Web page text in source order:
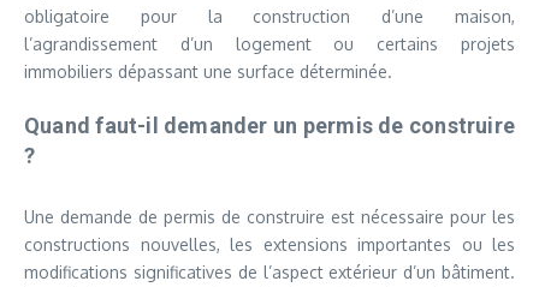
obligatoire pour la construction d’une maison,
l’agrandissement d’un logement ou certains projets
immobiliers dépassant une surface déterminée.
Quand faut-il demander un permis de construire
?
Une demande de permis de construire est nécessaire pour les
constructions nouvelles, les extensions importantes ou les
modifications significatives de l’aspect extérieur d’un bâtiment.